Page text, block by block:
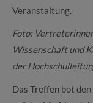
Veranstaltung.
Foto:
Wissenschaft und
der
Das Treffen bot